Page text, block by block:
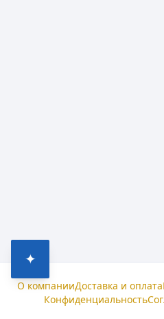
✦
О компанииДоставка и оплата
Конфиденциальность